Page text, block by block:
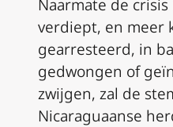
Naarmate de
verdiept, en meer
gearresteerd, in
gedwongen of
zwijgen, zal de
Nicaraguaanse